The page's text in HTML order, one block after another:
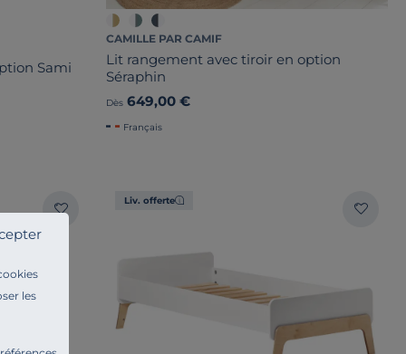
les
Sami
CAMILLE PAR CAMIF
Lit rangement avec tiroir en option
Séraphin
Dès 649,00 €
Français
Liv. offerte